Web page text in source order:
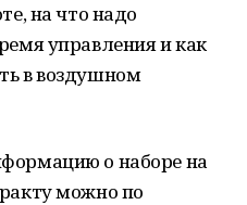
на что надо
управления и как
в воздушном
о наборе на
можно по